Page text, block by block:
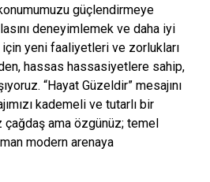
güçlendirmeye
deneyimlemek ve daha iyi
yeni faaliyetleri ve zorlukları
hassas hassasiyetlere sahip,
“Hayat Güzeldir” mesajını
kademeli ve tutarlı bir
ama özgünüz; temel
modern arenaya